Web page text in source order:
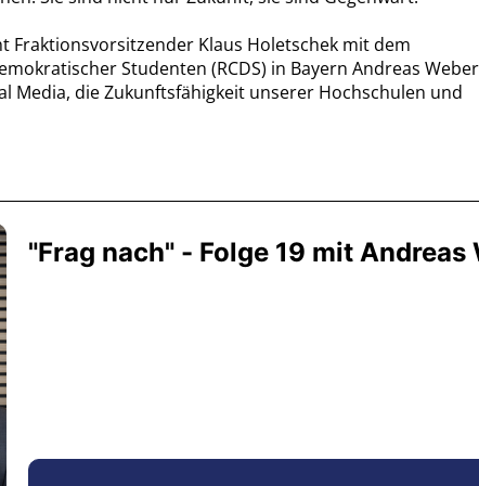
Fraktionsvorsitzender Klaus Holetschek mit dem
Studenten (RCDS) in Bayern Andreas Weber
Media, die Zukunftsfähigkeit unserer Hochschulen und